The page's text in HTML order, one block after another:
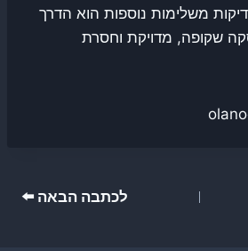
משלימות נוספות הוא הדרך
שקופה, מדויקת וחסרת
לכתבה הבאה ⬅️